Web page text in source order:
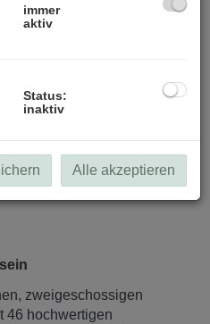
zweigeschossigen
46 hochwertigen
immer
aktiv
Status:
inaktiv
Alle akzeptieren